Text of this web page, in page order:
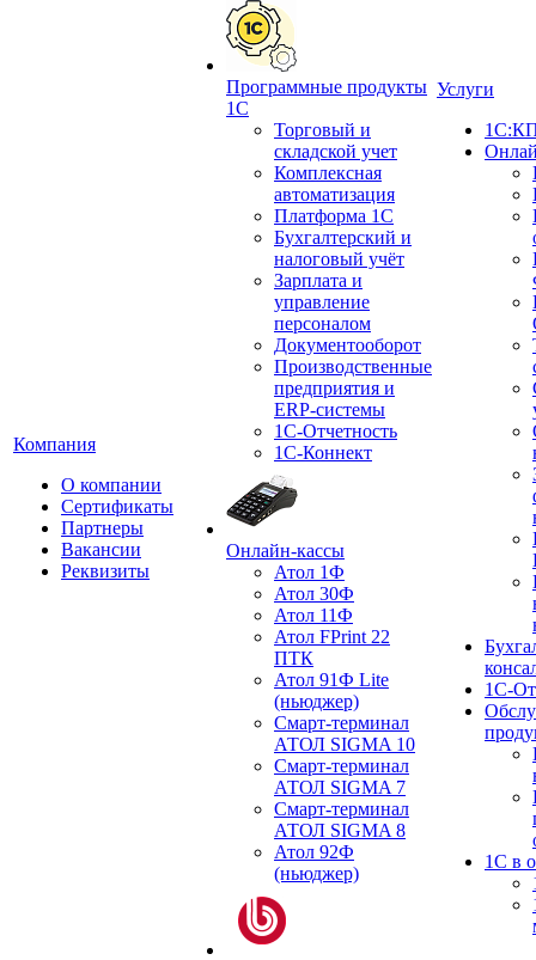
Компания
О компании
Сертификаты
Партнеры
Вакансии
Реквизиты
Программные продукты
1С
Торговый и
складской учет
Комплексная
автоматизация
Платформа 1С
Бухгалтерский и
налоговый учёт
Зарплата и
управление
персоналом
Документооборот
Производственные
предприятия и
ERP-системы
1С-Отчетность
1С-Коннект
Онлайн-кассы
Атол 1Ф
Атол 30Ф
Атол 11Ф
Атол FPrint 22
ПТК
Атол 91Ф Lite
(ньюджер)
Смарт-терминал
АТОЛ SIGMA 10
Смарт-терминал
АТОЛ SIGMA 7
Смарт-терминал
АТОЛ SIGMA 8
Атол 92Ф
(ньюджер)
Услуги
1С-
1С в